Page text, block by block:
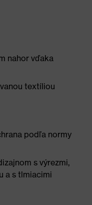
nahor vďaka
textíliou
podľa normy
s výrezmi,
a s tlmiacimi